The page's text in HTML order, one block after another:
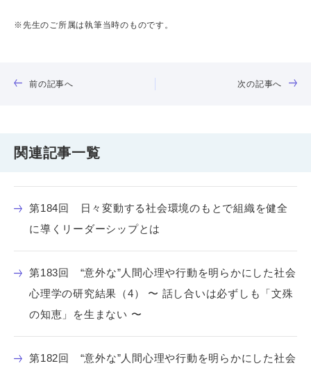
※先生のご所属は執筆当時のものです。
前の記事へ 次の記事へ
関連記事一覧
第184回 日々変動する社会環境のもとで組織を健全
に導くリーダーシップとは
第183回 “意外な”人間心理や行動を明らかにした社会
心理学の研究結果（4） 〜 話し合いは必ずしも「文殊
の知恵」を生まない 〜
第182回 “意外な”人間心理や行動を明らかにした社会